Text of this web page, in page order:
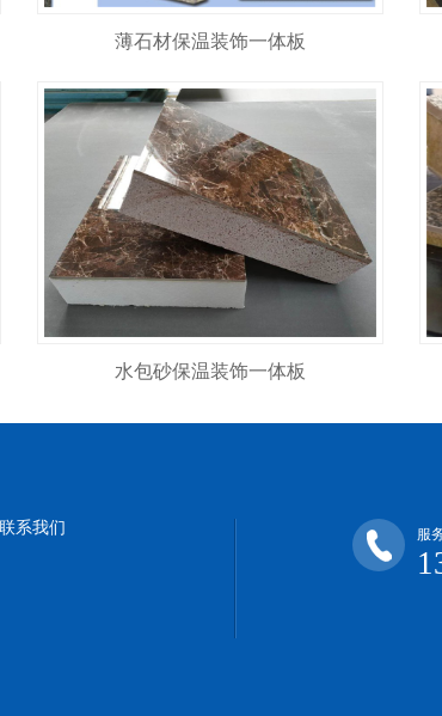
薄石材保温装饰一体板
水包砂保温装饰一体板
联系我们 服